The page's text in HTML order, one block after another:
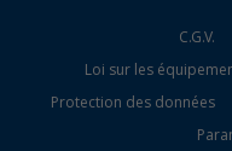
Accessoires de cuisine de
Meubles de camping
C.G.V.
Loi sur les
Protection des données